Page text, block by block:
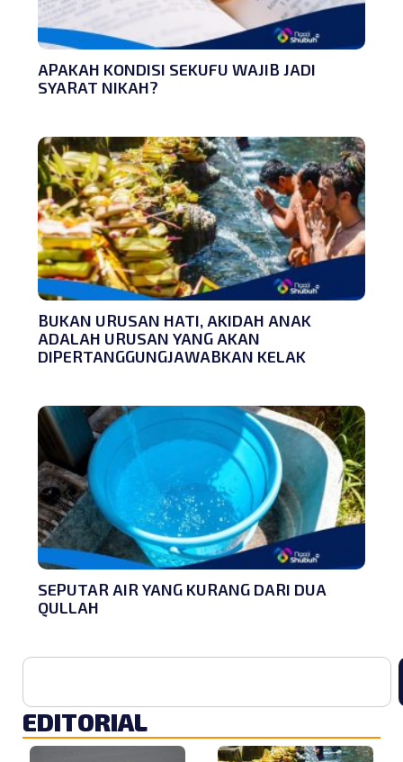
APAKAH KONDISI SEKUFU WAJIB JADI
SYARAT NIKAH?
BUKAN URUSAN HATI, AKIDAH ANAK
ADALAH URUSAN YANG AKAN
DIPERTANGGUNGJAWABKAN KELAK
SEPUTAR AIR YANG KURANG DARI DUA
QULLAH
EDITORIAL